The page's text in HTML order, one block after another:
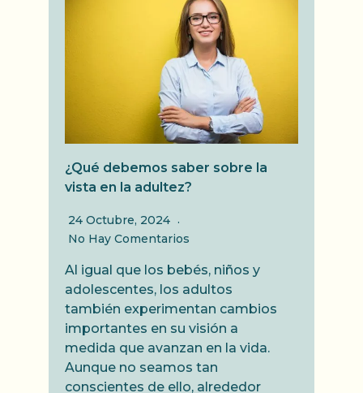
¿Qué debemos saber sobre la
vista en la adultez?
24 Octubre, 2024
No Hay Comentarios
Al igual que los bebés, niños y
adolescentes, los adultos
también experimentan cambios
importantes en su visión a
medida que avanzan en la vida.
Aunque no seamos tan
conscientes de ello, alrededor